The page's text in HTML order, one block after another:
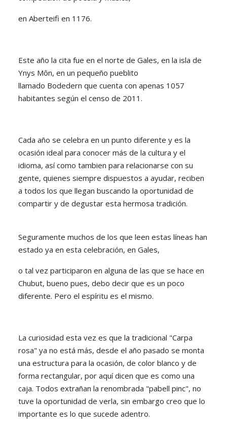
en Aberteifi en 1176.
Este año la cita fue en el norte de Gales, en la isla de
Ynys Môn, en un pequeño pueblito
llamado Bodedern que cuenta con apenas 1057
habitantes según el censo de 2011.
Cada año se celebra en un punto diferente y es la
ocasión ideal para conocer más de la cultura y el
idioma, así como tambien para relacionarse con su
gente, quienes siempre dispuestos a ayudar, reciben
a todos los que llegan buscando la oportunidad de
compartir y de degustar esta hermosa tradición.
Seguramente muchos de los que leen estas líneas han
estado ya en esta celebración, en Gales,
o tal vez participaron en alguna de las que se hace en
Chubut, bueno pues, debo decir que es un poco
diferente. Pero el espíritu es el mismo.
La curiosidad esta vez es que la tradicional "Carpa
rosa" ya no está más, desde el año pasado se monta
una estructura para la ocasión, de color blanco y de
forma rectangular, por aquí dicen que es como una
caja. Todos extrañan la renombrada "pabell pinc", no
tuve la oportunidad de verla, sin embargo creo que lo
importante es lo que sucede adentro.